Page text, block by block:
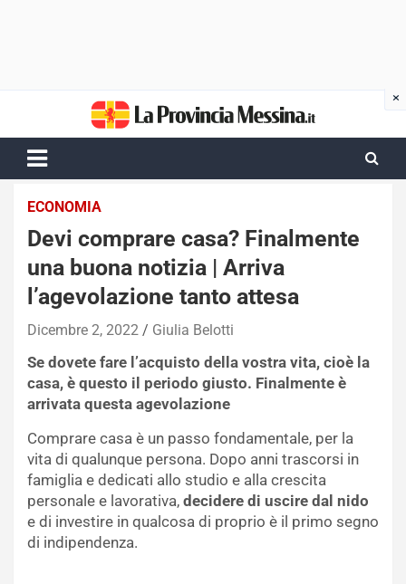
content
ECONOMIA
Devi comprare casa? Finalmente
una buona notizia | Arriva
l’agevolazione tanto attesa
Dicembre 2, 2022 Giulia Belotti
Se dovete fare l’acquisto della vostra vita, cioè la
casa, è questo il periodo giusto. Finalmente è
arrivata questa agevolazione
Comprare casa è un passo fondamentale, per la
vita di qualunque persona. Dopo anni trascorsi in
famiglia e dedicati allo studio e alla crescita
personale e lavorativa, decidere di uscire dal nido
e di investire in qualcosa di proprio è il primo segno
di indipendenza.